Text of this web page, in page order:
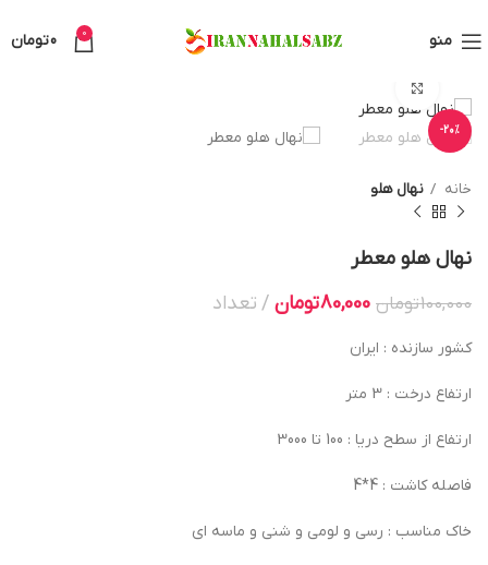
منو 0
0تومان
-20%
خانه نهال هلو
نهال هلو معطر
100,000تومان 80,000تومان تعداد
کشور سازنده : ایران
ارتفاع درخت : 3 متر
ارتفاع از سطح دریا : 100 تا 3000
فاصله کاشت : 4*4
خاک مناسب : رسی و لومی و شنی و ماسه ای